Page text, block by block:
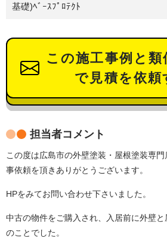
基礎)ﾍﾞｰｽﾌﾟﾛﾃｸﾄ
この施工事例と類
で見積を依頼
担当者コメント
この度は広島市の外壁塗装・屋根塗装専
事依頼を頂きありがとうございます。
HPをみてお問い合わせ下さいました。
中古の物件をご購入され、入居前に外壁
のことでした。